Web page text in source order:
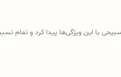
این ویژگی‌ها پیدا کرد و تمام